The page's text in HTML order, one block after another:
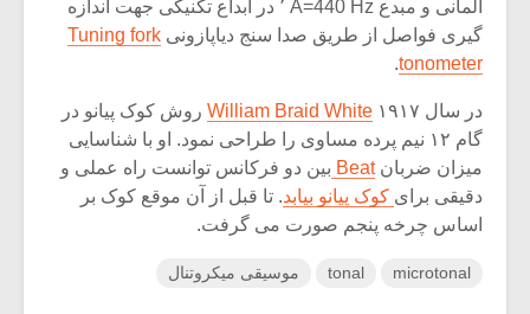
آلمانی و مبدع A=440 Hz ٬ در ابداع تکنیکی جهت اندازه
گیری فواصل از طریق صدا سنج دیاپازونی Tuning fork
tonometer
.
در سال ۱۹۱۷ William Braid White روش کوک پیانو در
گام ۱۲ نیم پرده مساوی را طراحی نمود. او با شناسایی
میزان ضربانBeat بین دو فرکانس توانست راه عملی و
دقیقی برای کوک پیانو بیابد. تا قبل از آن موقع کوک بر
اساس چرخه پنجم صورت می گرفت.
microtonal
tonal موسیقی میکروتنال